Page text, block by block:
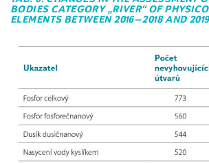
BODIES CATEGORY „RIVER“ OF
ELEMENTS BETWEEN 2016–2018 AND